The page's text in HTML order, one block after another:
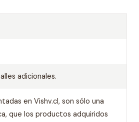
adicionales.
en Vishv.cl, son sólo una
que los productos adquiridos